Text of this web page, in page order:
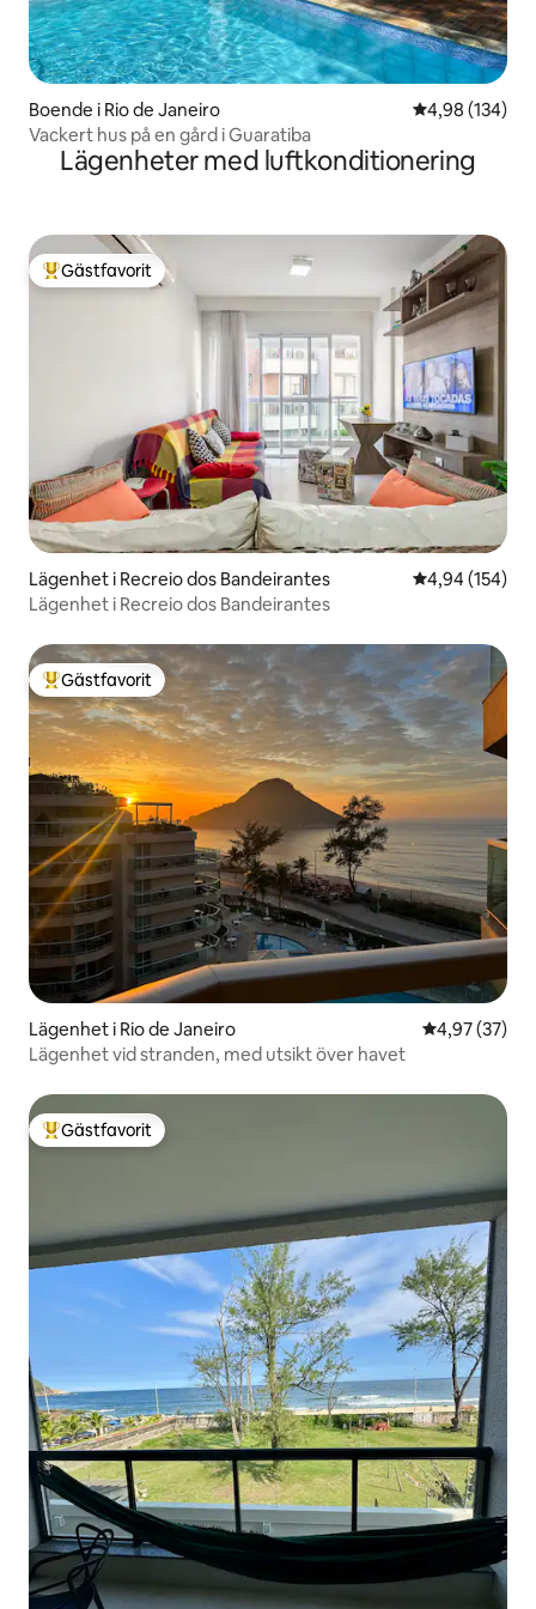
Boende i Rio de Janeiro 4,98 av 5 i
4,98 (134)
Vackert hus på en gård i Guaratiba
Lägenheter med luftkonditionering
Populär gästfavorit
Gästfavorit
Lägenhet i Recreio dos Bandeirantes 4,94 av 5 i
4,94 (154)
Lägenhet i Recreio dos Bandeirantes
Populär gästfavorit
Gästfavorit
Lägenhet i Rio de Janeiro 4,97 av 5 i
4,97 (37)
Lägenhet vid stranden, med utsikt över havet
Populär gästfavorit
Gästfavorit